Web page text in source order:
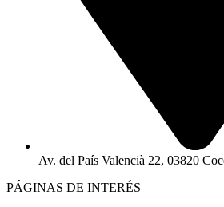
Av. del País Valencià 22, 03820
PÁGINAS DE INTERÉS